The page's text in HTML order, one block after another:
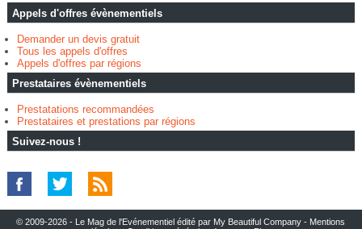
Appels d'offres évènementiels
Demander un devis gratuit
Tous les appels d'offres
Appels d'offres par régions
Prestataires évènementiels
Prestatations recommandées
Prestataires et prestations par régions
Suivez-nous !
© 2009-2026 - Le Mag de l'Evénementiel édité par My Beautiful Company - Mentions